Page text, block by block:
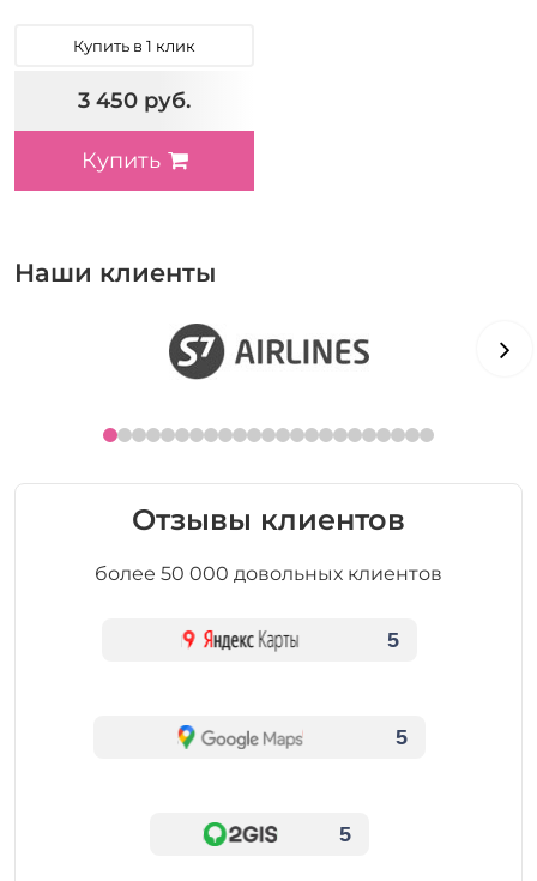
Купить в 1 клик
3 450 руб.
Купить
Наши клиенты
Отзывы клиентов
более 50 000 довольных клиентов
5
5
5